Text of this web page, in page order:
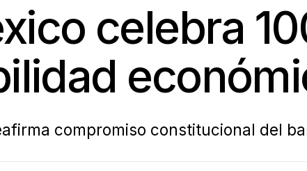
celebra
compromiso constitucional del